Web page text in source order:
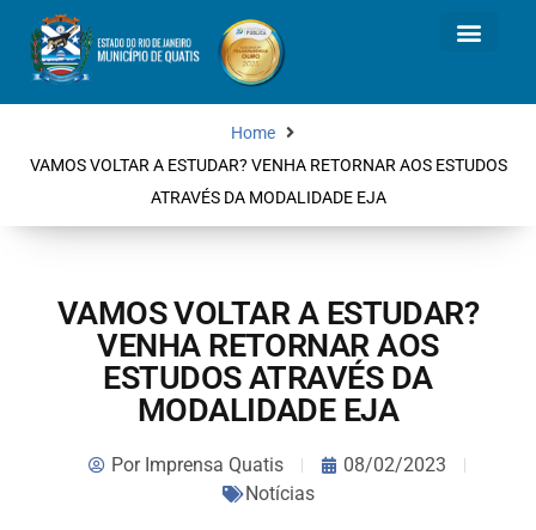
Home
VAMOS VOLTAR A ESTUDAR? VENHA RETORNAR AOS ESTUDOS
ATRAVÉS DA MODALIDADE EJA
VAMOS VOLTAR A ESTUDAR?
VENHA RETORNAR AOS
ESTUDOS ATRAVÉS DA
MODALIDADE EJA
PorImprensa Quatis
08/02/2023
Notícias